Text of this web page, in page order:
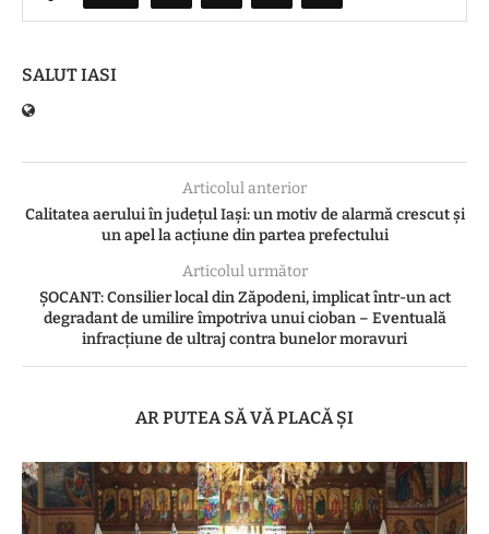
SALUT IASI
Articolul anterior
Calitatea aerului în județul Iași: un motiv de alarmă crescut și
un apel la acțiune din partea prefectului
Articolul următor
ȘOCANT: Consilier local din Zăpodeni, implicat într-un act
degradant de umilire împotriva unui cioban – Eventuală
infracțiune de ultraj contra bunelor moravuri
AR PUTEA SĂ VĂ PLACĂ ȘI